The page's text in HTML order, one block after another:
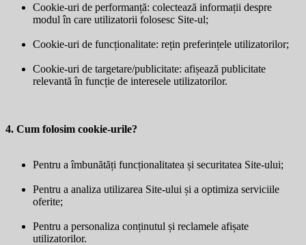
Cookie-uri de performanță: colectează informații despre
modul în care utilizatorii folosesc Site-ul;
Cookie-uri de funcționalitate: rețin preferințele utilizatorilor;
Cookie-uri de targetare/publicitate: afișează publicitate
relevantă în funcție de interesele utilizatorilor.
4. Cum folosim cookie-urile?
Pentru a îmbunătăți funcționalitatea și securitatea Site-ului;
Pentru a analiza utilizarea Site-ului și a optimiza serviciile
oferite;
Pentru a personaliza conținutul și reclamele afișate
utilizatorilor.